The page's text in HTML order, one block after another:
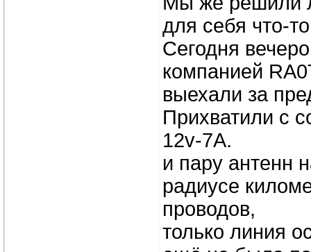
для себя что-
Сегодня
компанией
выехали за
Прихватили с
12v-7A.
и пару антенн
радиусе
проводов,
только линия